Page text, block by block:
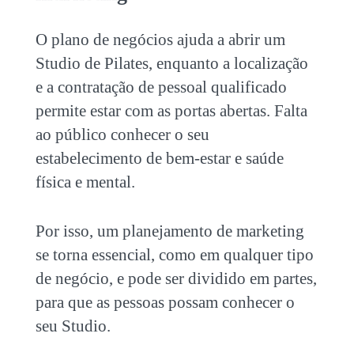
O plano de negócios ajuda a abrir um
Studio de Pilates, enquanto a localização
e a contratação de pessoal qualificado
permite estar com as portas abertas. Falta
ao público conhecer o seu
estabelecimento de bem-estar e saúde
física e mental.
Por isso, um planejamento de marketing
se torna essencial, como em qualquer tipo
de negócio, e pode ser dividido em partes,
para que as pessoas possam conhecer o
seu Studio.